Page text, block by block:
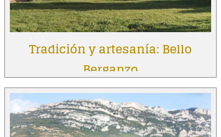
Tradición y artesanía: Bello
Berganzo